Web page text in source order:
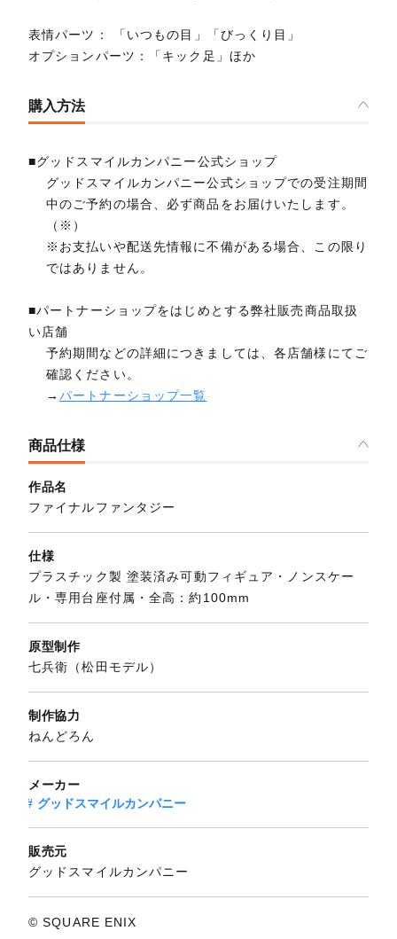
表情パーツ： 「いつもの目」「びっくり目」
オプションパーツ：「キック足」ほか
購入方法
■グッドスマイルカンパニー公式ショップ
グッドスマイルカンパニー公式ショップでの受注期間
中のご予約の場合、必ず商品をお届けいたします。
（※）
※お支払いや配送先情報に不備がある場合、この限り
ではありません。
■パートナーショップをはじめとする弊社販売商品取扱
い店舗
予約期間などの詳細につきましては、各店舗様にてご
確認ください。
→パートナーショップ一覧
商品仕様
作品名
ファイナルファンタジー
仕様
プラスチック製 塗装済み可動フィギュア・ノンスケー
ル・専用台座付属・全高：約100mm
原型制作
七兵衛（松田モデル）
制作協力
ねんどろん
メーカー
グッドスマイルカンパニー
販売元
グッドスマイルカンパニー
© SQUARE ENIX